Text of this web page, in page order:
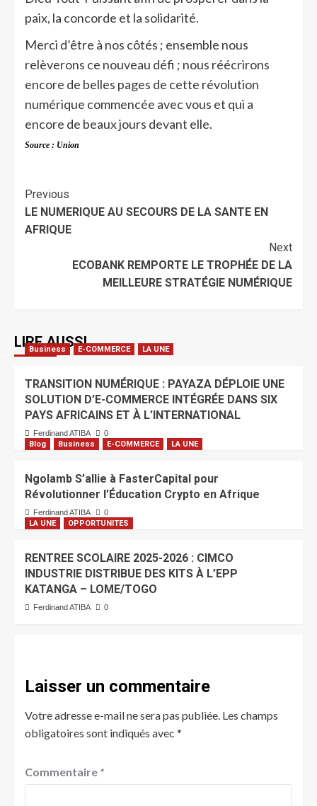
paix, la concorde et la solidarité.
Merci d’être à nos côtés ; ensemble nous
relèverons ce nouveau défi ; nous réécrirons
encore de belles pages de cette révolution
numérique commencée avec vous et qui a
encore de beaux jours devant elle.
Source : Union
Previous
LE NUMERIQUE AU SECOURS DE LA SANTE EN
AFRIQUE
Next
ECOBANK REMPORTE LE TROPHÉE DE LA
MEILLEURE STRATÉGIE NUMÉRIQUE
LIRE AUSSI
Business E-COMMERCE LA UNE
TRANSITION NUMÉRIQUE : PAYAZA DÉPLOIE UNE
SOLUTION D’E-COMMERCE INTÉGRÉE DANS SIX
PAYS AFRICAINS ET À L’INTERNATIONAL
Ferdinand ATIBA 0
Blog Business E-COMMERCE LA UNE
Ngolamb S’allie à FasterCapital pour
Révolutionner l’Éducation Crypto en Afrique
Ferdinand ATIBA 0
LA UNE OPPORTUNITES
RENTREE SCOLAIRE 2025-2026 : CIMCO
INDUSTRIE DISTRIBUE DES KITS À L’EPP
KATANGA – LOME/TOGO
Ferdinand ATIBA 0
Laisser un commentaire
Votre adresse e-mail ne sera pas publiée. Les champs
obligatoires sont indiqués avec *
Commentaire *